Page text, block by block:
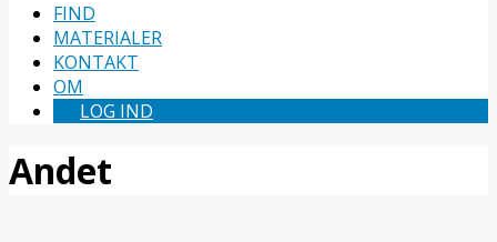
FIND
MATERIALER
KONTAKT
OM
LOG IND
Andet